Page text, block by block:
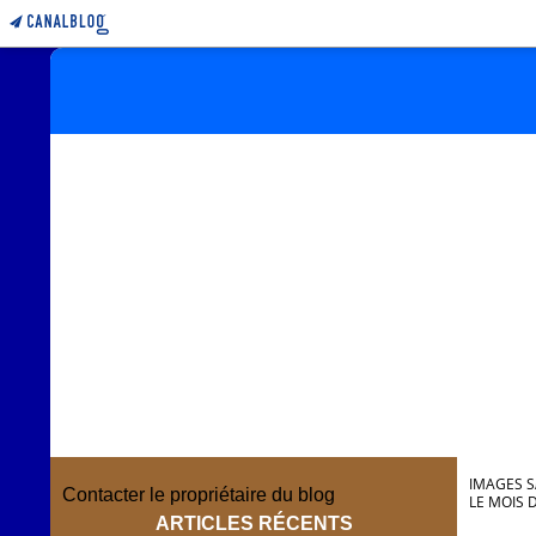
Contacter le propriétaire du blog
ARTICLES RÉCENTS
IMAGES
LE MOIS